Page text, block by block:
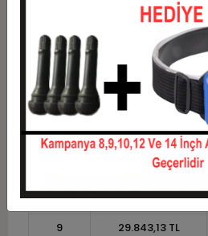
225.704,33 TL
2
112.852,16 TL
3
80.501,21 TL
4
61.504,43 TL
5
6
42.507,65 TL
37.080,00 TL
8
33.009,26 TL
9
29.843,13 TL